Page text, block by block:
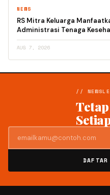
NEWS
RS Mitra Keluarga
Administrasi Tenaga
AUG 7, 2026
//
DAFTAR